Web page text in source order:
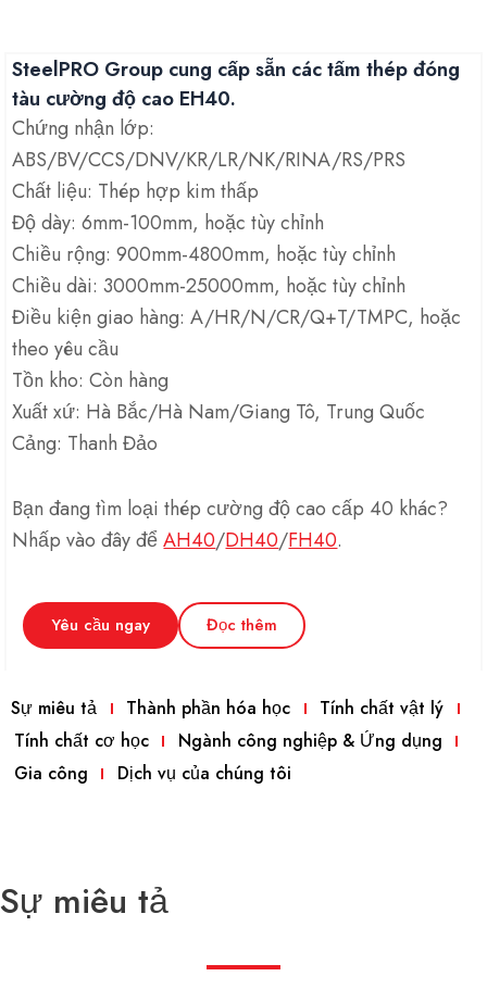
SteelPRO Group cung cấp sẵn các tấm thép đóng
tàu cường độ cao EH40.
Chứng nhận lớp:
ABS/BV/CCS/DNV/KR/LR/NK/RINA/RS/PRS
Chất liệu: Thép hợp kim thấp
Độ dày: 6mm-100mm, hoặc tùy chỉnh
Chiều rộng: 900mm-4800mm, hoặc tùy chỉnh
Chiều dài: 3000mm-25000mm, hoặc tùy chỉnh
Điều kiện giao hàng: A/HR/N/CR/Q+T/TMPC, hoặc
theo yêu cầu
Tồn kho: Còn hàng
Xuất xứ: Hà Bắc/Hà Nam/Giang Tô, Trung Quốc
Cảng: Thanh Đảo
Bạn đang tìm loại thép cường độ cao cấp 40 khác?
Nhấp vào đây đểAH40/DH40/FH40.
Yêu cầu ngay Đọc thêm
Sự miêu tả Thành phần hóa học
Tính chất vật lý
Tính chất cơ học
Ngành công nghiệp & Ứng dụng
Gia công
Dịch vụ của chúng tôi
Sự miêu tả